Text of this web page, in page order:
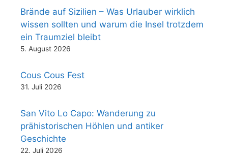
Brände auf Sizilien – Was Urlauber wirklich
wissen sollten und warum die Insel trotzdem
ein Traumziel bleibt
5. August 2026
Cous Cous Fest
31. Juli 2026
San Vito Lo Capo: Wanderung zu
prähistorischen Höhlen und antiker
Geschichte
22. Juli 2026